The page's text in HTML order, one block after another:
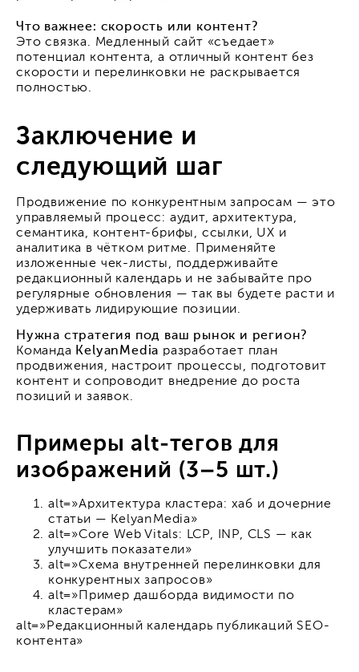
Что важнее: скорость или контент?
Это связка. Медленный сайт «съедает»
потенциал контента, а отличный контент без
скорости и перелинковки не раскрывается
полностью.
Заключение и
следующий шаг
Продвижение по конкурентным запросам — это
управляемый процесс: аудит, архитектура,
семантика, контент-брифы, ссылки, UX и
аналитика в чётком ритме. Применяйте
изложенные чек-листы, поддерживайте
редакционный календарь и не забывайте про
регулярные обновления — так вы будете расти и
удерживать лидирующие позиции.
Нужна стратегия под ваш рынок и регион?
Команда KelyanMedia разработает план
продвижения, настроит процессы, подготовит
контент и сопроводит внедрение до роста
позиций и заявок.
Примеры alt-тегов для
изображений (3–5 шт.)
alt=»Архитектура кластера: хаб и дочерние
статьи — KelyanMedia»
alt=»Core Web Vitals: LCP, INP, CLS — как
улучшить показатели»
alt=»Схема внутренней перелинковки для
конкурентных запросов»
alt=»Пример дашборда видимости по
кластерам»
alt=»Редакционный календарь публикаций SEO-
контента»